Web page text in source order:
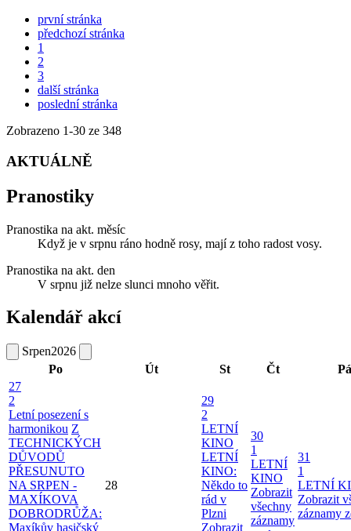
první stránka
předchozí stránka
1
2
3
další stránka
poslední stránka
Zobrazeno 1-30 ze 348
AKTUÁLNĚ
Pranostiky
Pranostika na akt. měsíc
Když je v srpnu ráno hodně rosy, mají z toho radost vosy.
Pranostika na akt. den
V srpnu již nelze slunci mnoho věřit.
Kalendář akcí
Srpen2026
Po
Út St Čt
Pá
27
2
Letní posezení s
harmonikou Z
TECHNICKÝCH
DŮVODŮ
PŘESUNUTO
NA SRPEN -
MAXÍKOVA
DOBRODRŮŽA:
Maxíkův hasičský
28
29
2
LETNÍ
KINO
LETNÍ
KINO:
Někdo to
rád v
Plzni
Zobrazit
30
1
LETNÍ
KINO
Zobrazit
všechny
záznamy
31
1
LETNÍ
Zobrazit
záznamy